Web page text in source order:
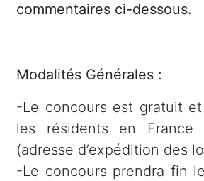
commentaires ci-dessous.
Modalités Générales :
-Le concours est gratuit
les résidents en France
(adresse d’expédition des
-Le concours prendra fin le